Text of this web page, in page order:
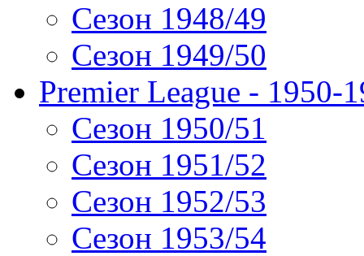
Сезон 1948/49
Сезон 1949/50
Premier League - 1950-
Сезон 1950/51
Сезон 1951/52
Сезон 1952/53
Сезон 1953/54